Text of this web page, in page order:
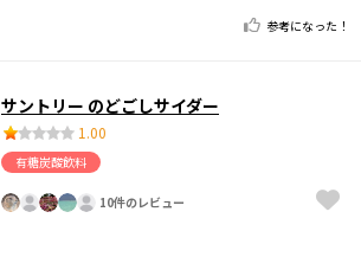
参考になった！
サントリー のどごしサイダー
1.00
有糖炭酸飲料
10件のレビュー